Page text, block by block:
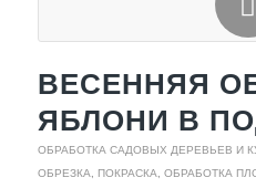
ВЕСЕННЯЯ
ЯБЛОНИ В
ОБРАБОТКА САДОВЫХ ДЕРЕВЬЕВ И
ОБРЕЗКА, ПОКРАСКА, ОБРАБОТКА